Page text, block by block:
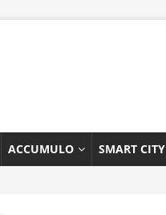
ACCUMULO SMART CITY